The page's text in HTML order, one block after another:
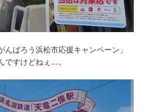
んばろう浜松市応援キャンペーン」
ですけどねぇ…。